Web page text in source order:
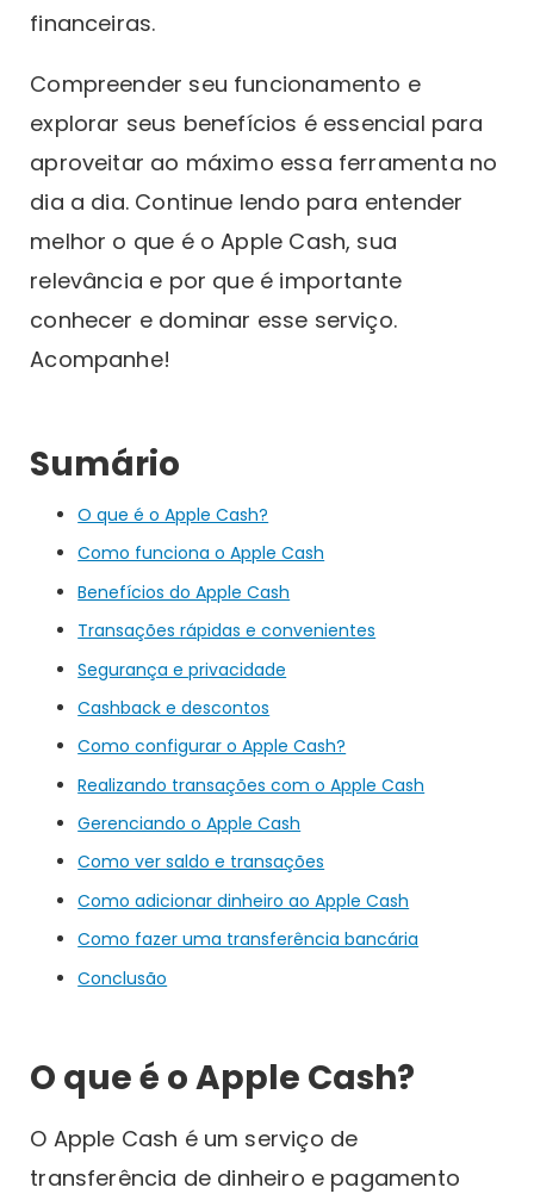
financeiras.
Compreender seu funcionamento e
explorar seus benefícios é essencial para
aproveitar ao máximo essa ferramenta no
dia a dia. Continue lendo para entender
melhor o que é o Apple Cash, sua
relevância e por que é importante
conhecer e dominar esse serviço.
Acompanhe!
Sumário
O que é o Apple Cash?
Como funciona o Apple Cash
Benefícios do Apple Cash
Transações rápidas e convenientes
Segurança e privacidade
Cashback e descontos
Como configurar o Apple Cash?
Realizando transações com o Apple Cash
Gerenciando o Apple Cash
Como ver saldo e transações
Como adicionar dinheiro ao Apple Cash
Como fazer uma transferência bancária
Conclusão
O que é o Apple Cash?
O Apple Cash é um serviço de
transferência de dinheiro e pagamento